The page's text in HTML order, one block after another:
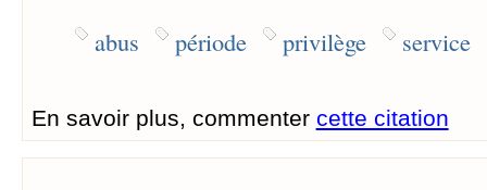
abus période privilège service
En savoir plus, commenter cette citation